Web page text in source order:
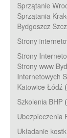
Sprzątanie
Sprzątania
Bydgoszcz
Strony
Strony
Strony www
Internetowych
Katowice Łódź
Szkolenia BHP
Ubezpieczenia
Układanie